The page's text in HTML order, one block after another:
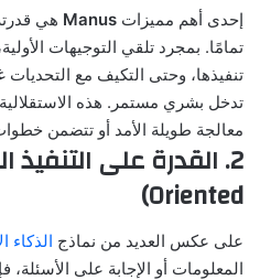
إحدى أهم مميزات Manus هي
تمامًا. بمجرد تلقي التوجيهات
تنفيذها، وحتى التكيف مع التحديات
تدخل بشري مستمر. هذه الاستقلالية
معالجة طويلة الأمد أو تتضمن
Oriented)
على عكس العديد من نماذج الذكاء
المعلومات أو الإجابة على الأسئلة،